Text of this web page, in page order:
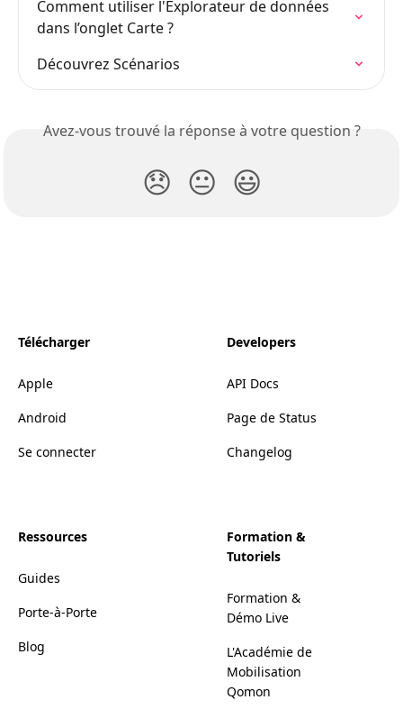
Comment utiliser l'Explorateur de données
dans l’onglet Carte ?
Découvrez Scénarios
Avez-vous trouvé la réponse à votre question ?
😞 😐 😃
Télécharger
Apple
Android
Se connecter
Developers
API Docs
Page de Status
Changelog
Ressources
Guides
Porte-à-Porte
Blog
Formation &
Tutoriels
Formation &
Démo Live
L'Académie de
Mobilisation
Qomon